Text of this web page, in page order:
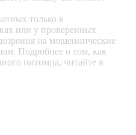
только в
или у проверенных
на мошеннические
Подробнее о том, как
питомца, читайте в